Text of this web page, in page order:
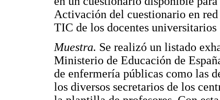
Activación del cuestionario en
TIC de los docentes universitarios
Muestra. Se realizó un listado
Ministerio de Educación de
de enfermería públicas como las
los diversos secretarios de los